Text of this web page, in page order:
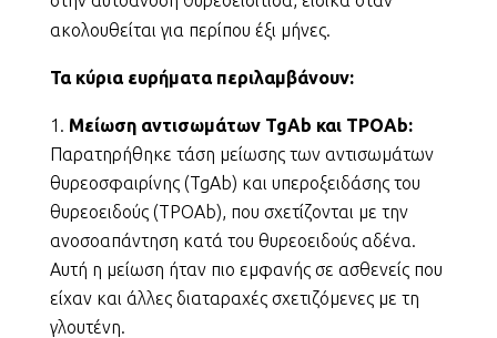
ακολουθείται για περίπου έξι μήνες.
Τα κύρια ευρήματα περιλαμβάνουν:
Μείωση αντισωμάτων TgAb και TPOAb:
Παρατηρήθηκε τάση μείωσης των αντισωμάτων
θυρεοσφαιρίνης (TgAb) και υπεροξειδάσης του
θυρεοειδούς (TPOAb), που σχετίζονται με την
ανοσοαπάντηση κατά του θυρεοειδούς αδένα.
Αυτή η μείωση ήταν πιο εμφανής σε ασθενείς που
είχαν και άλλες διαταραχές σχετιζόμενες με τη
γλουτένη.